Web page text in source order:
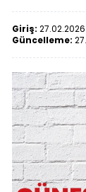
Giriş: 27.02.2026
Güncelleme: